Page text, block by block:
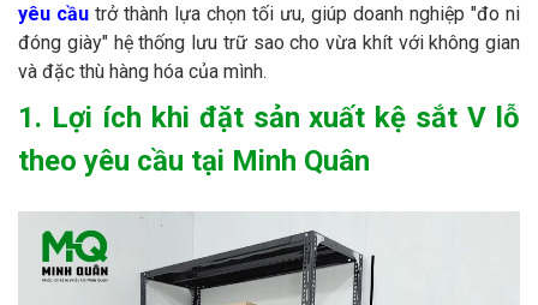
yêu cầu trở thành lựa chọn tối ưu, giúp doanh nghiệp "đo ni
đóng giày" hệ thống lưu trữ sao cho vừa khít với không gian
và đặc thù hàng hóa của mình.
1. Lợi ích khi đặt sản xuất kệ sắt V lỗ
theo yêu cầu tại Minh Quân